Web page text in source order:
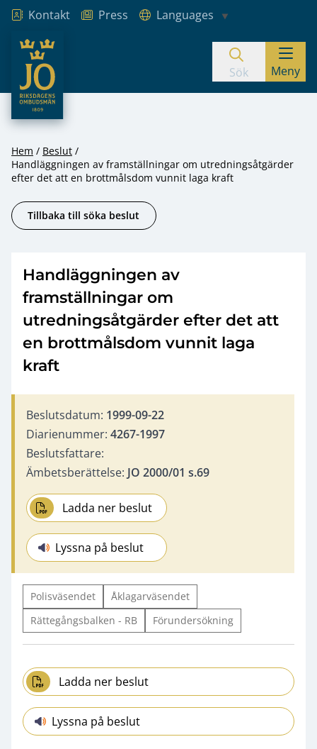
Hoppa till innehåll
Kontakt Press
Languages
JO – Riksdagens Ombudsmän
Sök Meny
Hem
Beslut
Handläggningen av framställningar om utredningsåtgärder
efter det att en brottmålsdom vunnit laga kraft
Tillbaka till söka beslut
Handläggningen av
framställningar om
utredningsåtgärder efter det att
en brottmålsdom vunnit laga
kraft
Beslutsdatum: 1999-09-22
Diarienummer: 4267-1997
Beslutsfattare:
Ämbetsberättelse: JO 2000/01 s.69
Ladda ner beslut
Lyssna på beslut
Polisväsendet
Åklagarväsendet
Rättegångsbalken - RB
Förundersökning
Ladda ner beslut
Lyssna på beslut